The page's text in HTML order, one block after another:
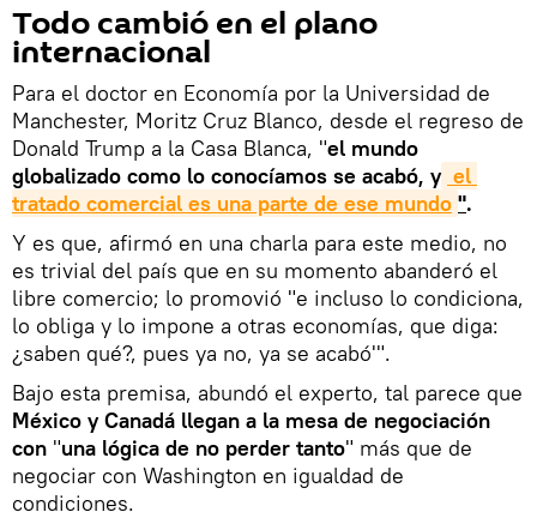
Todo cambió en el plano
internacional
Para el doctor en Economía por la Universidad de
Manchester, Moritz Cruz Blanco, desde el regreso de
Donald Trump a la Casa Blanca, "el mundo
globalizado como lo conocíamos se acabó, y el
tratado comercial es una parte de ese mundo ".
Y es que, afirmó en una charla para este medio, no
es trivial del país que en su momento abanderó el
libre comercio; lo promovió "e incluso lo condiciona,
lo obliga y lo impone a otras economías, que diga:
¿saben qué?, pues ya no, ya se acabó'".
Bajo esta premisa, abundó el experto, tal parece que
México y Canadá llegan a la mesa de negociación
con "una lógica de no perder tanto" más que de
negociar con Washington en igualdad de
condiciones.